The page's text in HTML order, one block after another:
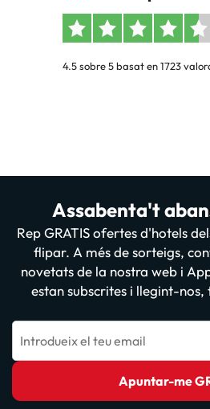
4.5 sobre 5 basat en 1723
Assabenta't
Rep GRATIS ofertes d'hotels
flipar. A més de sorteigs,
novetats de la nostra web i
estan subscrites i llegint-
Introdueix el teu email
Apuntar-me